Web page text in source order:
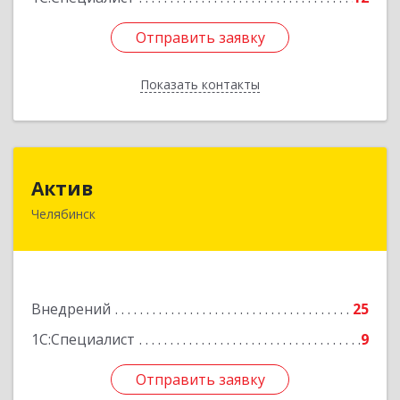
Отправить заявку
Показать контакты
Отправить заявку
Назад
Актив
Челябинск
Внедрений
25
1С:Специалист
9
Отправить заявку
Отправить заявку